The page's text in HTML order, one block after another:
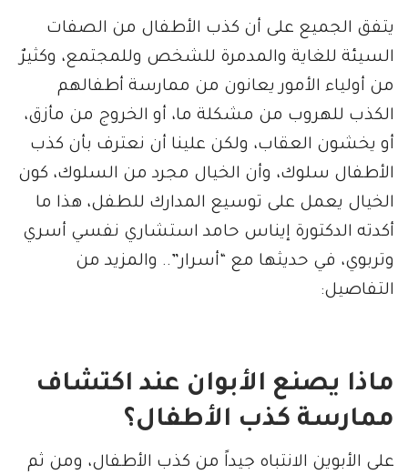
يتفق الجميع على أن كذب الأطفال من الصفات
السيئة للغاية والمدمرة للشخص وللمجتمع، وكثيرٌ
من أولياء الأمور يعانون من ممارسة أطفالهم
الكذب للهروب من مشكلة ما، أو الخروج من مأزق،
أو يخشون العقاب، ولكن علينا أن نعترف بأن كذب
الأطفال سلوك، وأن الخيال مجرد من السلوك، كون
الخيال يعمل على توسيع المدارك للطفل، هذا ما
أكدته الدكتورة إيناس حامد استشاري نفسي أسري
وتربوي، في حديثها مع “أسرار”.. والمزيد من
التفاصيل:
ماذا يصنع الأبوان عند اكتشاف
ممارسة كذب الأطفال؟
على الأبوين الانتباه جيداً من كذب الأطفال، ومن ثم